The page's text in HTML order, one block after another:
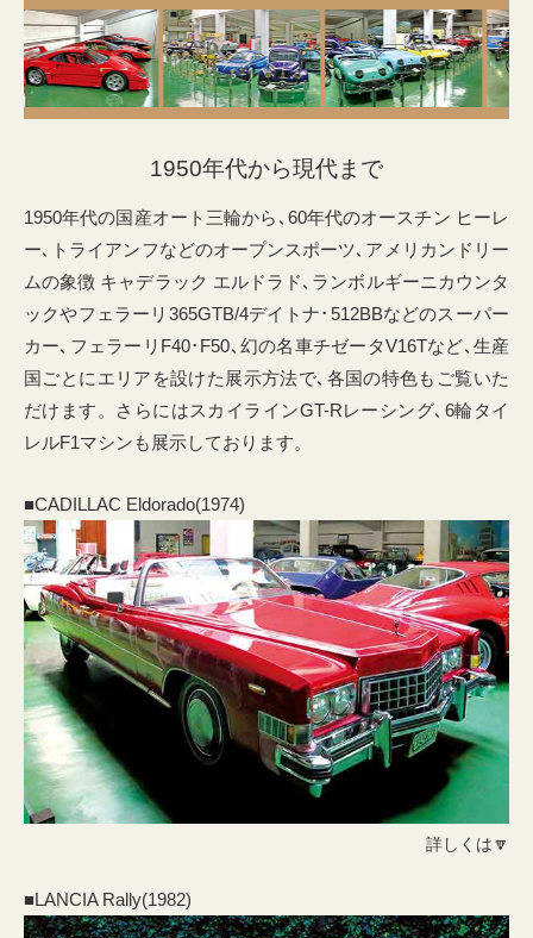
1950年代から現代まで
1950年代の国産オート三輪から､60年代のオースチン ヒーレ
ー､トライアンフなどのオープンスポーツ､アメリカンドリー
ムの象徴 キャデラック エルドラド､ランボルギーニカウンタ
ックやフェラーリ365GTB/4デイトナ･512BBなどのスーパー
カー､フェラーリF40･F50､幻の名車チゼータV16Tなど､生産
国ごとにエリアを設けた展示方法で､各国の特色もご覧いた
だけます。さらにはスカイラインGT-Rレーシング､6輪タイ
レルF1マシンも展示しております。
■CADILLAC Eldorado(1974)
詳しくは🔽
■LANCIA Rally(1982)